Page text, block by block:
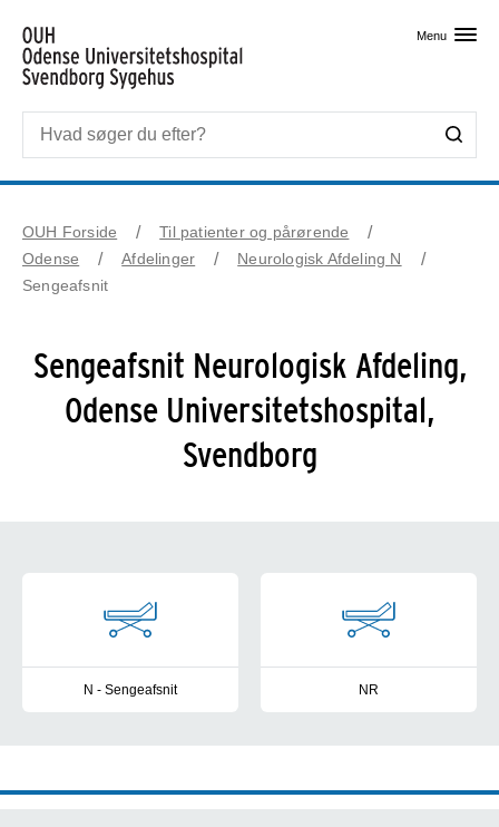
Menu
OUH Forside
Til patienter og pårørende
Odense
Afdelinger
Neurologisk Afdeling N
Sengeafsnit
Sengeafsnit Neurologisk Afdeling,
Odense Universitetshospital,
Svendborg
N - Sengeafsnit NR